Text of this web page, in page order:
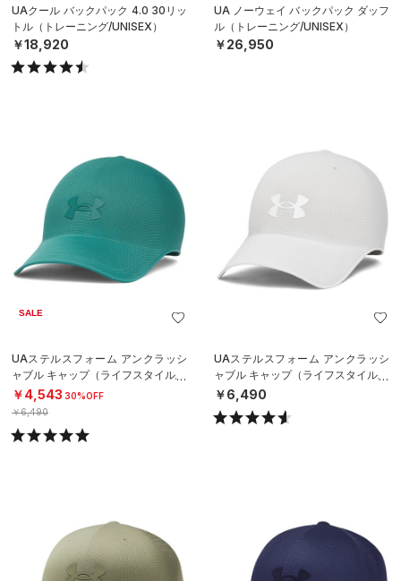
UAクール バックパック 4.0 30リッ
トル（トレーニング/UNISEX）
￥18,920
UA ノーウェイ バックパック ダッフ
ル（トレーニング/UNISEX）
￥26,950
SALE
UAステルスフォーム アンクラッシ
ャブル キャップ（ライフスタイル/U
NISEX）
￥4,543 30%OFF
￥6,490
UAステルスフォーム アンクラッシ
ャブル キャップ（ライフスタイル/U
NISEX）
￥6,490